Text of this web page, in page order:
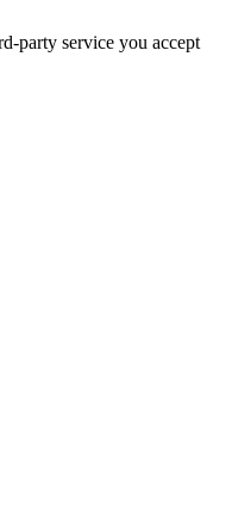
party service you accept